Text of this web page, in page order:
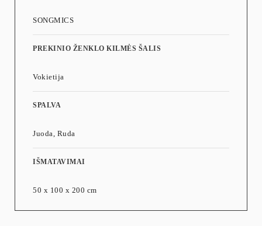
Prašome nestatyti gaminio drėgnoje aplinkoje.
Maksimali apkrova tekste reiškia didžiausią statinį svorį.
Prekė bus pristatoma dviem pakuotėmis. Būkite kantrūs, jei iš
SONGMICS
PREKINIO ŽENKLO KILMĖS ŠALIS
Vokietija
SPALVA
Juoda, Ruda
IŠMATAVIMAI
50 x 100 x 200 cm